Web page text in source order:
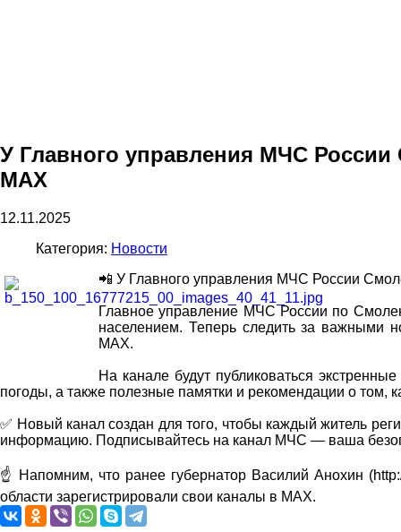
У Главного управления МЧС России
MAX
12.11.2025
Категория: Новости
📲 У Главного управления МЧС России
Главное управление МЧС России по
населением. Теперь следить за важными
MAX.
На канале будут публиковаться
погоды, а также полезные памятки и рекомендации о том,
✅ Новый канал создан для того, чтобы каждый житель
информацию. Подписывайтесь на канал МЧС — ваша
☝️ Напомним, что ранее губернатор Василий Анохин
области зарегистрировали свои каналы в MAX.